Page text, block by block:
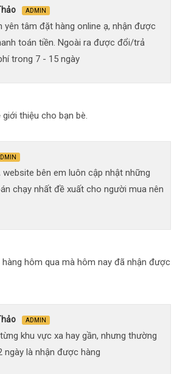
ADMIN
yên tâm đặt hàng online ạ, nhận được
toán tiền. Ngoài ra được đổi/trả
trong 7 - 15 ngày
thiệu cho bạn bè.
website bên em luôn cập nhật những
chạy nhất đề xuất cho người mua nên
hôm qua mà hôm nay đã nhận được
ADMIN
khu vực xa hay gần, nhưng thường
ngày là nhận được hàng